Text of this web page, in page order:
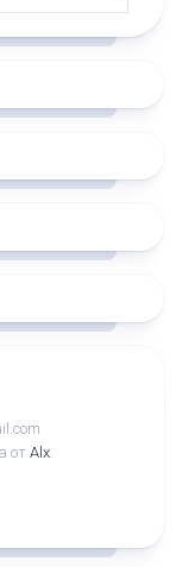
от Alx.